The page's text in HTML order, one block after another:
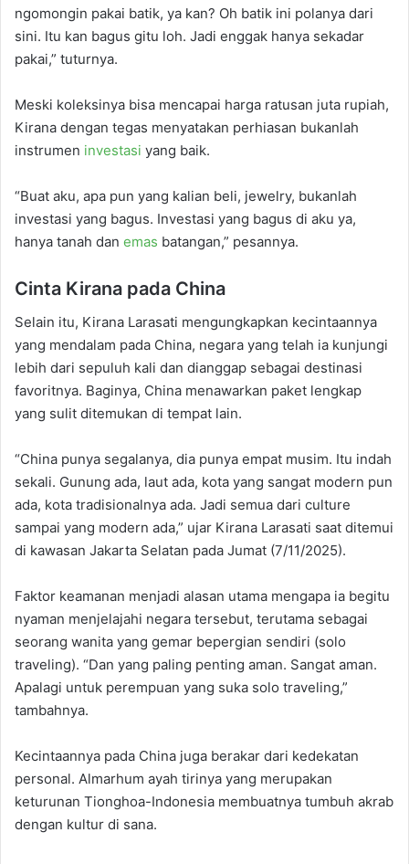
ngomongin pakai batik, ya kan? Oh batik ini polanya dari
sini. Itu kan bagus gitu loh. Jadi enggak hanya sekadar
pakai,” tuturnya.
Meski koleksinya bisa mencapai harga ratusan juta rupiah,
Kirana dengan tegas menyatakan perhiasan bukanlah
instrumen investasi yang baik.
“Buat aku, apa pun yang kalian beli, jewelry, bukanlah
investasi yang bagus. Investasi yang bagus di aku ya,
hanya tanah dan emas batangan,” pesannya.
Cinta Kirana pada China
Selain itu, Kirana Larasati mengungkapkan kecintaannya
yang mendalam pada China, negara yang telah ia kunjungi
lebih dari sepuluh kali dan dianggap sebagai destinasi
favoritnya. Baginya, China menawarkan paket lengkap
yang sulit ditemukan di tempat lain.
“China punya segalanya, dia punya empat musim. Itu indah
sekali. Gunung ada, laut ada, kota yang sangat modern pun
ada, kota tradisionalnya ada. Jadi semua dari culture
sampai yang modern ada,” ujar Kirana Larasati saat ditemui
di kawasan Jakarta Selatan pada Jumat (7/11/2025).
Faktor keamanan menjadi alasan utama mengapa ia begitu
nyaman menjelajahi negara tersebut, terutama sebagai
seorang wanita yang gemar bepergian sendiri (solo
traveling). “Dan yang paling penting aman. Sangat aman.
Apalagi untuk perempuan yang suka solo traveling,”
tambahnya.
Kecintaannya pada China juga berakar dari kedekatan
personal. Almarhum ayah tirinya yang merupakan
keturunan Tionghoa-Indonesia membuatnya tumbuh akrab
dengan kultur di sana.